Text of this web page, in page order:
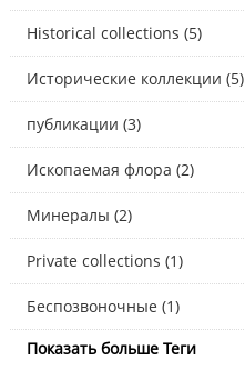
Historical collections (5)
Исторические коллекции (5)
публикации (3)
Ископаемая флора (2)
Минералы (2)
Private collections (1)
Беспозвоночные (1)
Показать больше Теги